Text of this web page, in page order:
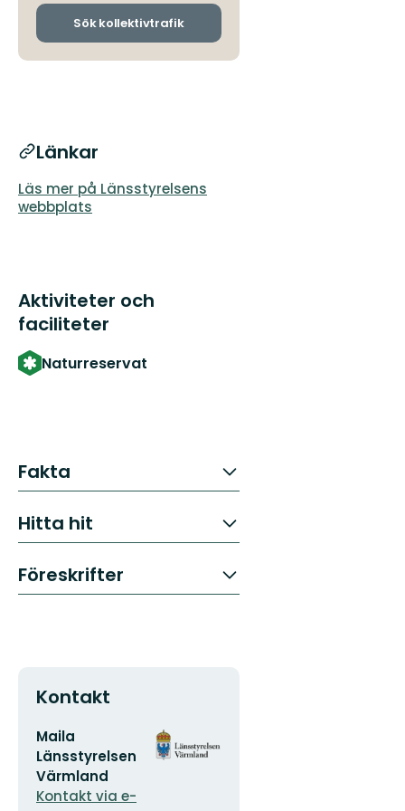
och
Sök kollektivtrafik
Länkar
Läs mer på Länsstyrelsens
webbplats
Aktiviteter och
faciliteter
Naturreservat
Fakta
Hitta hit
Föreskrifter
Kontakt
E-
postadress
Maila
Länsstyrelsen
Värmland
Kontakt via e-
Organisationens
logotyp